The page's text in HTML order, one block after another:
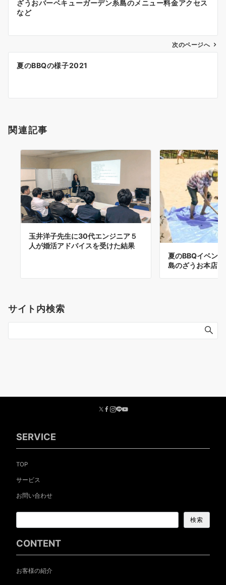
ざうおバーベキューガーデン糸島のメニュー料金アクセス
など
次のページへ
夏のBBQの様子2021
関連記事
玉井洋子先生に30代エンジニア５
人が婚活アドバイスを受けた結果
夏のBBQイベン
島のざうお本店
サイト内検索
SERVICE
TOP
サービス
お問い合わせ
検索
CONTENT
お客様の紹介